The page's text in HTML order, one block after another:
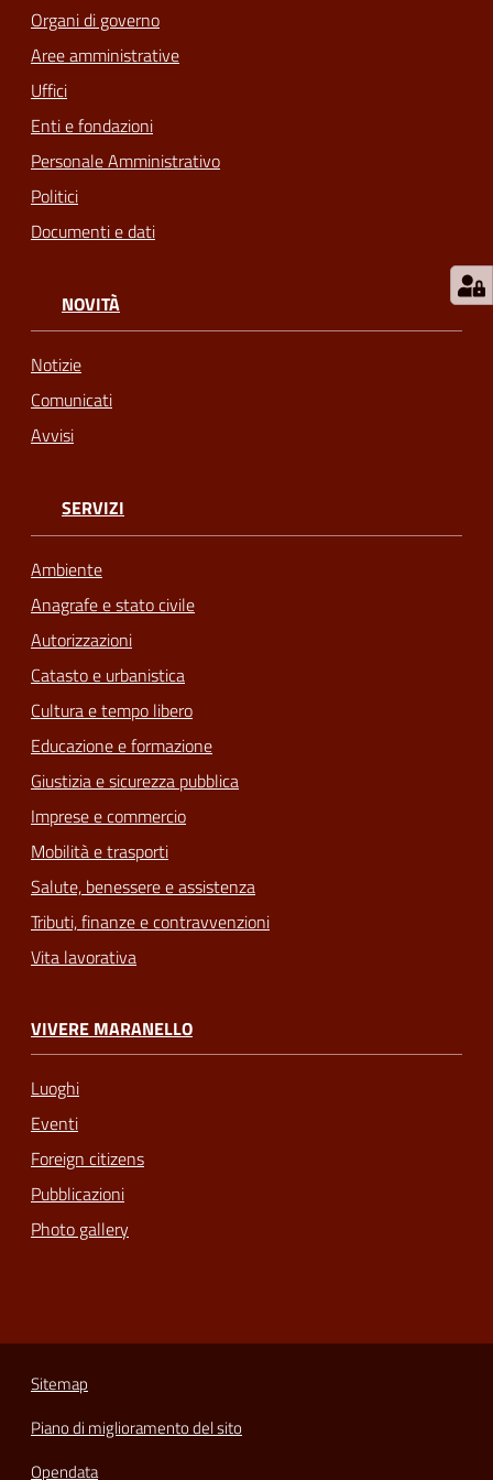
m
o
Tutti
gli
argomenti...
Organi di governo
Aree amministrative
Uffici
Enti e fondazioni
Personale Amministrativo
Politici
Documenti e dati
NOVITÀ
Notizie
Comunicati
Avvisi
SERVIZI
Ambiente
Anagrafe e stato civile
Autorizzazioni
Catasto e urbanistica
Cultura e tempo libero
Educazione e formazione
Giustizia e sicurezza pubblica
Imprese e commercio
Mobilità e trasporti
Salute, benessere e assistenza
Tributi, finanze e contravvenzioni
Vita lavorativa
VIVERE MARANELLO
Luoghi
Eventi
Foreign citizens
Pubblicazioni
Photo gallery
Sitemap
Piano di miglioramento del sito
Opendata